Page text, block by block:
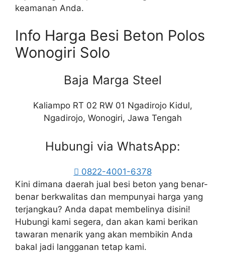
keamanan Anda.
Info Harga Besi Beton Polos
Wonogiri Solo
Baja Marga Steel
Kaliampo RT 02 RW 01 Ngadirojo Kidul,
Ngadirojo, Wonogiri, Jawa Tengah
Hubungi via WhatsApp:
0822-4001-6378
Kini dimana daerah jual besi beton yang benar-
benar berkwalitas dan mempunyai harga yang
terjangkau? Anda dapat membelinya disini!
Hubungi kami segera, dan akan kami berikan
tawaran menarik yang akan membikin Anda
bakal jadi langganan tetap kami.